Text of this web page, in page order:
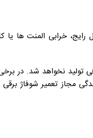
خرابی المنت ها
تولید نخواهد شد. در
مجاز تعمیر شوفاژ